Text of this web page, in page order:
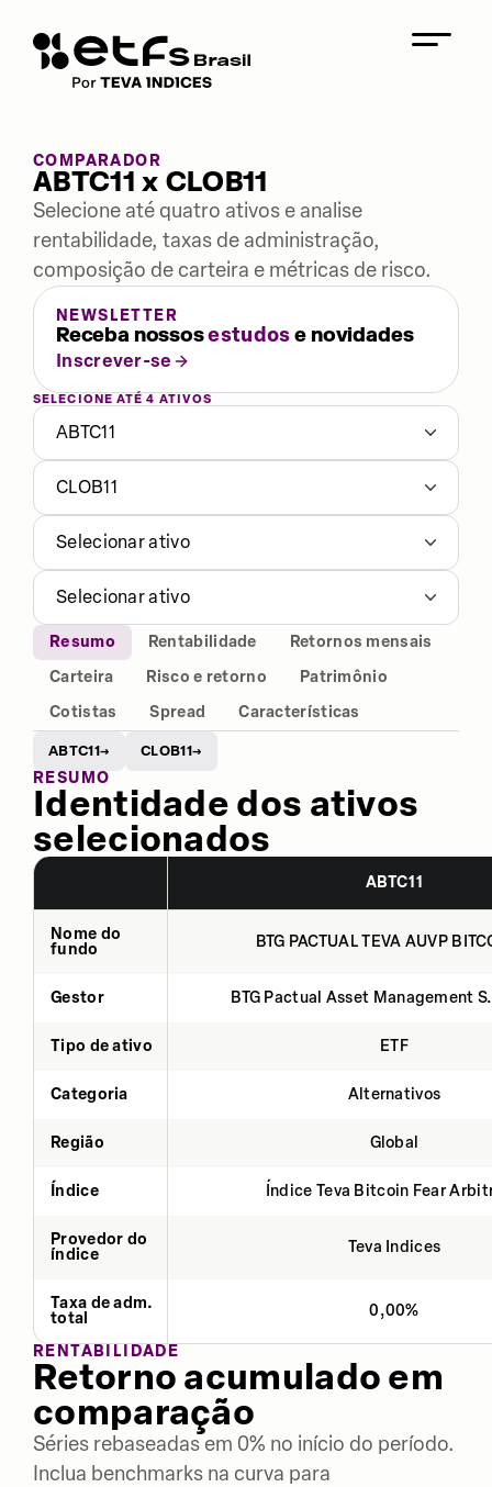
COMPARADOR
ABTC11 x CLOB11
Selecione até quatro ativos e analise
rentabilidade, taxas de administração,
composição de carteira e métricas de risco.
NEWSLETTER
Receba nossosestudose novidades
Inscrever-se
SELECIONE ATÉ 4 ATIVOS
ABTC11
CLOB11
Selecionar ativo
Selecionar ativo
Resumo Rentabilidade
Retornos mensais
Carteira
Risco e retorno
Patrimônio
Cotistas
Spread Características
ABTC11→ CLOB11→
RESUMO
Identidade dos ativos
selecionados
ABTC11
Nome do
fundo
BTG PACTUAL TEVA AUVP
Gestor BTG Pactual Asset Management
Tipo de ativo ETF
Categoria Alternativos
Região Global
Índice Índice Teva Bitcoin Fear
Provedor do
índice
Teva Indices
Taxa de adm.
total
0,00%
RENTABILIDADE
Retorno acumulado em
comparação
Séries rebaseadas em 0% no início do período.
Inclua benchmarks na curva para